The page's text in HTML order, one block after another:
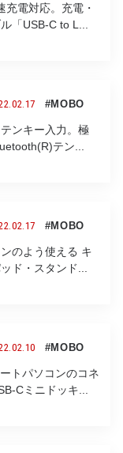
充電対応。充電・
「USB-C to L...
#MOBO
ンキー入力。極
テン...
#MOBO
のよう使える キ
ド・スタンド...
#MOBO
トパソコンのコネ
Cミニドッキ...